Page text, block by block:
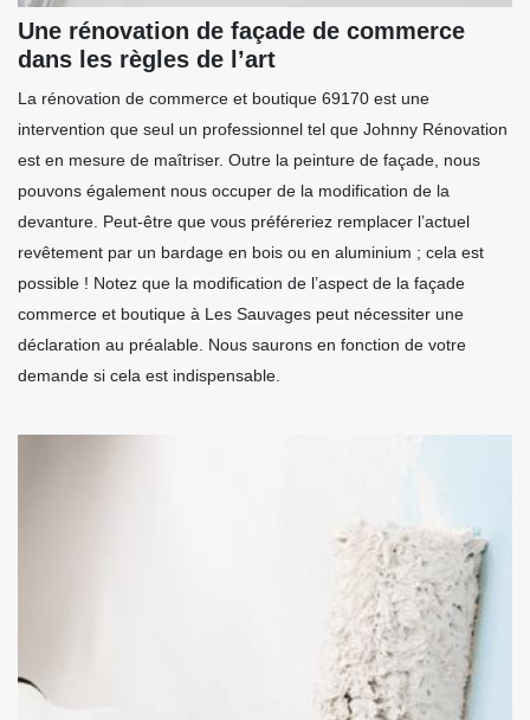
Une rénovation de façade de commerce
dans les règles de l’art
La rénovation de commerce et boutique 69170 est une
intervention que seul un professionnel tel que Johnny Rénovation
est en mesure de maîtriser. Outre la peinture de façade, nous
pouvons également nous occuper de la modification de la
devanture. Peut-être que vous préféreriez remplacer l’actuel
revêtement par un bardage en bois ou en aluminium ; cela est
possible ! Notez que la modification de l’aspect de la façade
commerce et boutique à Les Sauvages peut nécessiter une
déclaration au préalable. Nous saurons en fonction de votre
demande si cela est indispensable.